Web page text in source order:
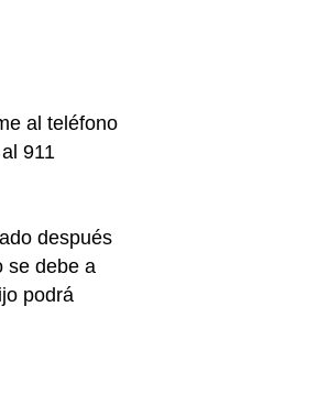
al teléfono
911
después
se debe a
podrá